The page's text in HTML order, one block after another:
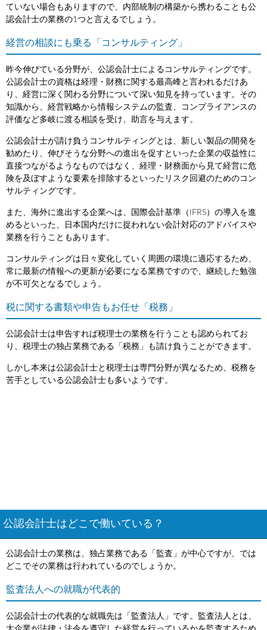
ていない場合もありますので、内部統制の構築から携わることも公
認会計士の業務の1つと言えるでしょう。
経営の相談にも乗る「コンサルティング」
昨今伸びている分野が、公認会計士によるコンサルティングです。
公認会計士の資格は経理・財務に関する最高峰と言われるだけあ
り、経営に深く関わる分野について深い知見を持っています。その
知識から、経営戦略から情報システムの監査、コンプライアンスの
評価など多岐に渡る相談を受け、助言を与えます。
公認会計士が請け負うコンサルティングとは、新しい製品の開発を
勧めたり、伸びそうな分野への進出を促すといった企業の収益性に
直接つながるようなものではなく、経理・財務面から見て経営に危
険を及ぼすような要素を排除するといったリスク回避のためのコン
サルティングです。
また、海外に進出する企業へは、国際会計基準（IFRS）の導入を進
めるといった、日本国内だけに捉われない会計対応のアドバイスや
業務を行うこともあります。
コンサルティングは日々変化していく周囲の環境に適応するため、
常に最新の情報への更新が必要になる業務ですので、継続した勉強
が不可欠となるでしょう。
税に関する書類や申告もお任せ「税務」
公認会計士は申告すれば税理士の業務を行うことも認められてお
り、税理士の独占業務である「税務」も請け負うことができます。
しかし本来は公認会計士と税理士は専門分野が異なるため、税務を
苦手としている公認会計士も多いようです。
公認会計士はどこで働いている？
公認会計士の業務は、独占業務である「監査」が中心ですが、では
どこでその業務は行われているのでしょうか。
監査法人への就職が代表的
公認会計士の代表的な就職先は「監査法人」です。監査法人とは、